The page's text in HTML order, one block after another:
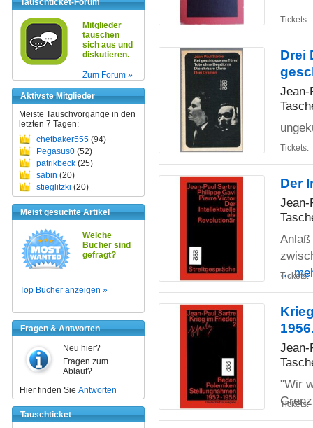
Tauschticket-Forum
Mitglieder
tauschen
sich aus und
diskutieren.
Zum Forum »
Aktivste Mitglieder
Meiste Tauschvorgänge in den
letzten 7 Tagen:
chetbaker555 (94)
Pegasus0 (52)
patrikbeck (25)
sabin (20)
stieglitzki (20)
Meist gesuchte Artikel
Welche
Bücher sind
gefragt?
Top Bücher anzeigen »
Fragen & Antworten
Neu hier?
Fragen zum
Ablauf?
Hier finden Sie Antworten
Tauschticket
Tickets:
Drei
Jean-
Tickets:
Der
Jean-
...
Tickets:
Jean-
"Wir
Tickets: